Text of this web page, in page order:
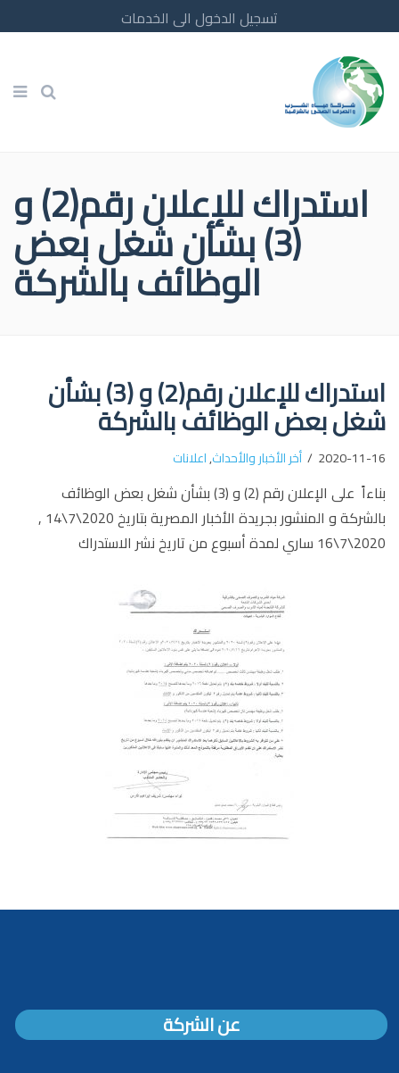
تسجيل الدخول الى الخدمات
استدراك للإعلان رقم(2) و
(3) بشأن شغل بعض
الوظائف بالشركة
استدراك للإعلان رقم(2) و (3) بشأن
شغل بعض الوظائف بالشركة
2020-11-16 أخر الأخبار والأحداث,اعلانات
بناءاً على الإعلان رقم (2) و (3) بشأن شغل بعض الوظائف
بالشركة و المنشور بجريدة الأخبار المصرية بتاريخ 2020\7\14 ,
2020\7\16 ساري لمدة أسبوع من تاريخ نشر الاستدراك
عن الشركة